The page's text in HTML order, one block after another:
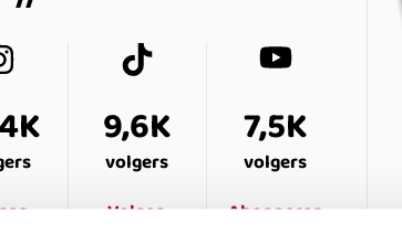
9,6K
volgers
Volgen
7,5K
volgers
Abonneren